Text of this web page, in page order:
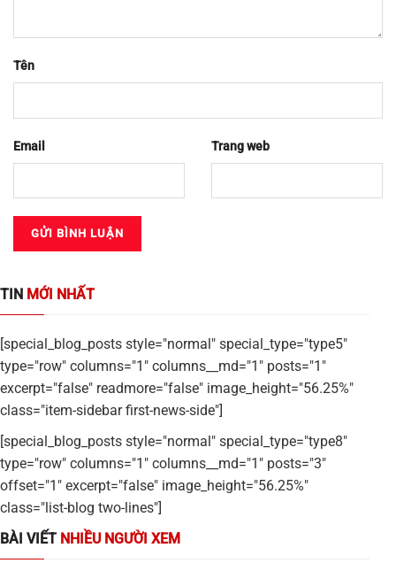
Tên
Email Trang web
TIN MỚI NHẤT
[special_blog_posts style="normal" special_type="type5"
type="row" columns="1" columns__md="1" posts="1"
excerpt="false" readmore="false" image_height="56.25%"
class="item-sidebar first-news-side"]
[special_blog_posts style="normal" special_type="type8"
type="row" columns="1" columns__md="1" posts="3"
offset="1" excerpt="false" image_height="56.25%"
class="list-blog two-lines"]
BÀI VIẾT NHIỀU NGƯỜI XEM